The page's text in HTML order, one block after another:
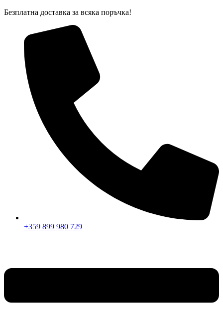
Skip
Безплатна доставка за всяка поръчка!
+359 899 980 729